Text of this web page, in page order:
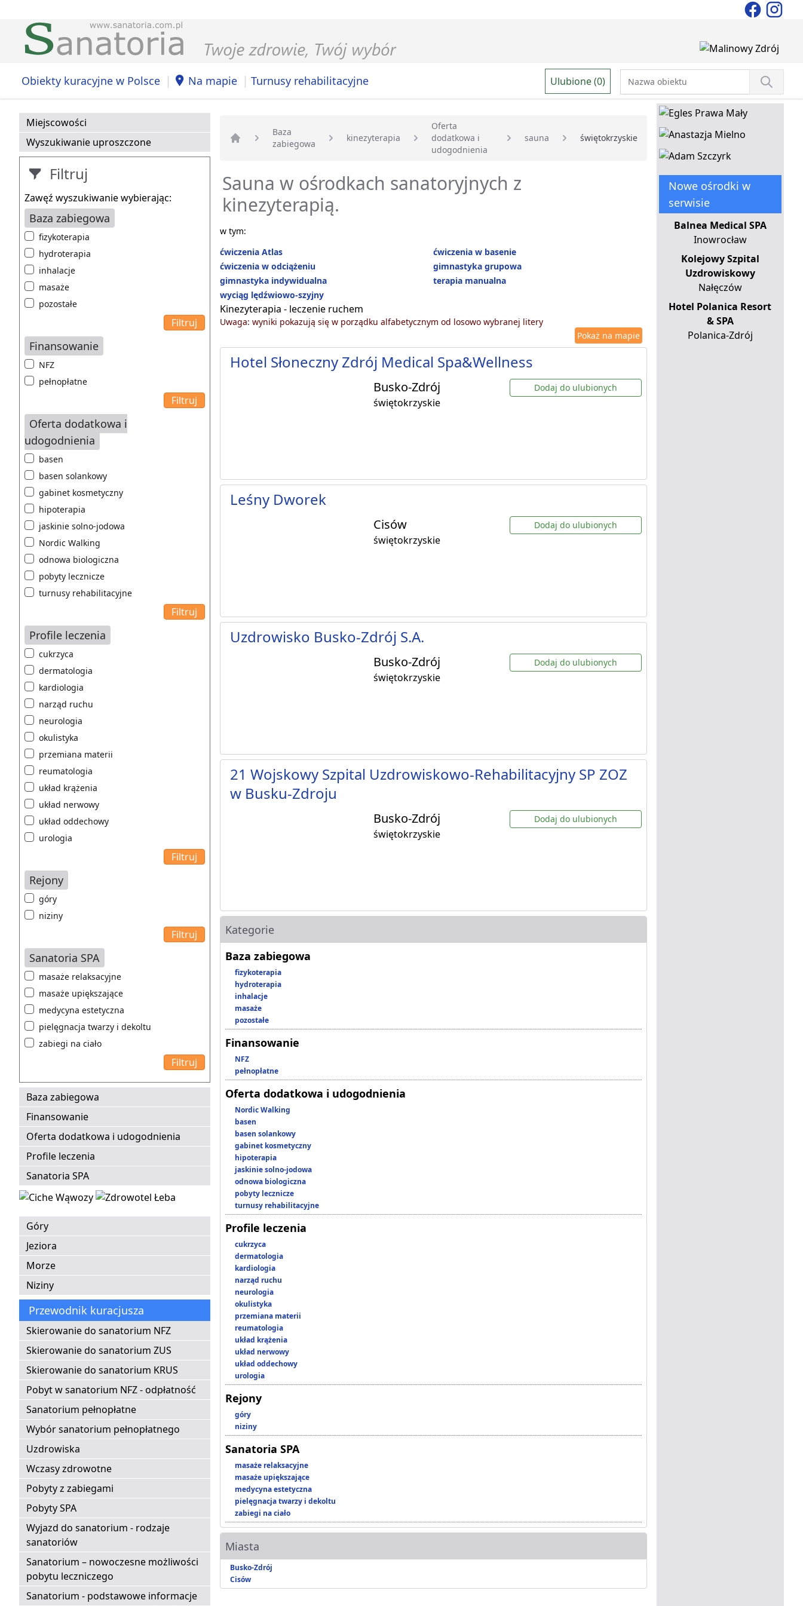
Obiekty kuracyjne w Polsce | Na mapie | Turnusy rehabilitacyjne Ulubione (0)
Miejscowości
Wyszukiwanie uproszczone
Filtruj
Zawęź wyszukiwanie wybierając:
Baza zabiegowa
fizykoterapia
hydroterapia
inhalacje
masaże
pozostałe
Finansowanie
NFZ
pełnopłatne
Oferta dodatkowa i
udogodnienia
basen
basen solankowy
gabinet kosmetyczny
hipoterapia
jaskinie solno-jodowa
Nordic Walking
odnowa biologiczna
pobyty lecznicze
turnusy rehabilitacyjne
Profile leczenia
cukrzyca
dermatologia
kardiologia
narząd ruchu
neurologia
okulistyka
przemiana materii
reumatologia
układ krążenia
układ nerwowy
układ oddechowy
urologia
Rejony
góry
niziny
Sanatoria SPA
masaże relaksacyjne
masaże upiększające
medycyna estetyczna
pielęgnacja twarzy i dekoltu
zabiegi na ciało
Baza zabiegowa
Finansowanie
Oferta dodatkowa i udogodnienia
Profile leczenia
Sanatoria SPA
Góry
Jeziora
Morze
Niziny
Przewodnik kuracjusza
Skierowanie do sanatorium NFZ
Skierowanie do sanatorium ZUS
Skierowanie do sanatorium KRUS
Pobyt w sanatorium NFZ - odpłatność
Sanatorium pełnopłatne
Wybór sanatorium pełnopłatnego
Uzdrowiska
Wczasy zdrowotne
Pobyty z zabiegami
Pobyty SPA
Wyjazd do sanatorium - rodzaje
sanatoriów
Sanatorium – nowoczesne możliwości
pobytu leczniczego
Sanatorium - podstawowe informacje
Strona główna
Baza
zabiegowa
kinezyterapia
Oferta
dodatkowa i
udogodnienia
sauna świętokrzyskie
Sauna w ośrodkach sanatoryjnych z
kinezyterapią.
w tym:
ćwiczenia Atlas
ćwiczenia w basenie
ćwiczenia w odciążeniu
gimnastyka grupowa
gimnastyka indywidualna
terapia manualna
wyciąg lędźwiowo-szyjny
Kinezyterapia - leczenie ruchem
Uwaga: wyniki pokazują się w porządku alfabetycznym od losowo wybranej litery
Pokaż na mapie
Hotel Słoneczny Zdrój Medical Spa&Wellness
Busko-Zdrój
świętokrzyskie
Dodaj do ulubionych
Leśny Dworek
Cisów
świętokrzyskie
Dodaj do ulubionych
Uzdrowisko Busko-Zdrój S.A.
Busko-Zdrój
świętokrzyskie
Dodaj do ulubionych
21 Wojskowy Szpital Uzdrowiskowo-Rehabilitacyjny SP ZOZ
w Busku-Zdroju
Busko-Zdrój
świętokrzyskie
Dodaj do ulubionych
Kategorie
Baza zabiegowa
fizykoterapia
hydroterapia
inhalacje
masaże
pozostałe
Finansowanie
NFZ
pełnopłatne
Oferta dodatkowa i udogodnienia
Nordic Walking
basen
basen solankowy
gabinet kosmetyczny
hipoterapia
jaskinie solno-jodowa
odnowa biologiczna
pobyty lecznicze
turnusy rehabilitacyjne
Profile leczenia
cukrzyca
dermatologia
kardiologia
narząd ruchu
neurologia
okulistyka
przemiana materii
reumatologia
układ krążenia
układ nerwowy
układ oddechowy
urologia
Rejony
góry
niziny
Sanatoria SPA
masaże relaksacyjne
masaże upiększające
medycyna estetyczna
pielęgnacja twarzy i dekoltu
zabiegi na ciało
Miasta
Busko-Zdrój
Cisów
Nowe ośrodki w
serwisie
Balnea Medical SPA
Inowrocław
Kolejowy Szpital
Uzdrowiskowy
Nałęczów
Hotel Polanica Resort
& SPA
Polanica-Zdrój